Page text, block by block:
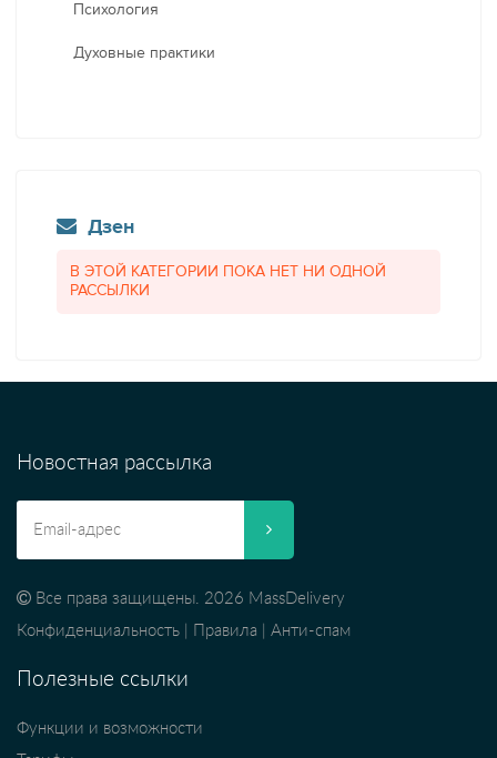
Психология
Духовные практики
Дзен
В ЭТОЙ КАТЕГОРИИ ПОКА НЕТ НИ ОДНОЙ
РАССЫЛКИ
Новостная рассылка
Все права защищены. 2026 MassDelivery
Конфиденциальность
Правила Анти-спам
Полезные ссылки
Функции и возможности